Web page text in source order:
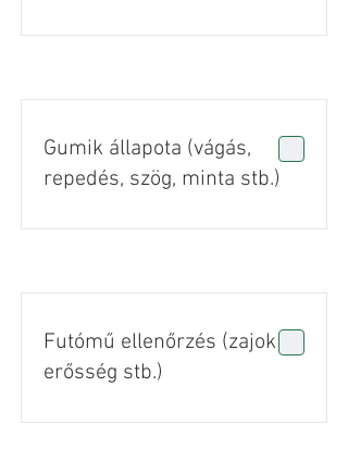
Gumik állapota (vágás,
repedés, szög, minta stb.)
Futómű ellenőrzés (zajok +
erősség stb.)